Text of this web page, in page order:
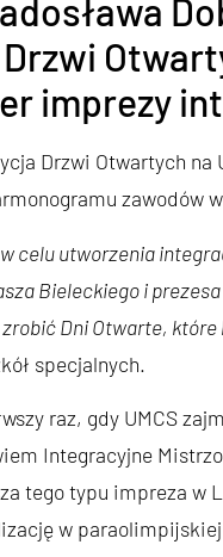
imprezy
Drzwi Otwartych
zawodów
w celu utworzenia
Bieleckiego i
Dni Otwarte,
specjalnych.
raz, gdy UMCS
Integracyjne
tego typu impreza w
w